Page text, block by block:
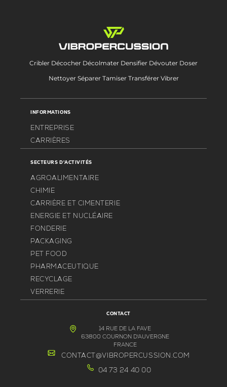
Cribler Décocher Décolmater Densifier Dévouter Doser
Nettoyer Séparer Tamiser Transférer Vibrer
INFORMATIONS
ENTREPRISE
CARRIÈRES
SECTEURS D'ACTIVITÉS
AGROALIMENTAIRE
CHIMIE
CARRIÈRE ET CIMENTERIE
ENERGIE ET NUCLÉAIRE
FONDERIE
PACKAGING
PET FOOD
PHARMACEUTIQUE
RECYCLAGE
VERRERIE
CONTACT
14 RUE DE LA FAVE
63800 COURNON D'AUVERGNE
FRANCE
CONTACT@VIBROPERCUSSION.COM
04 73 24 40 00